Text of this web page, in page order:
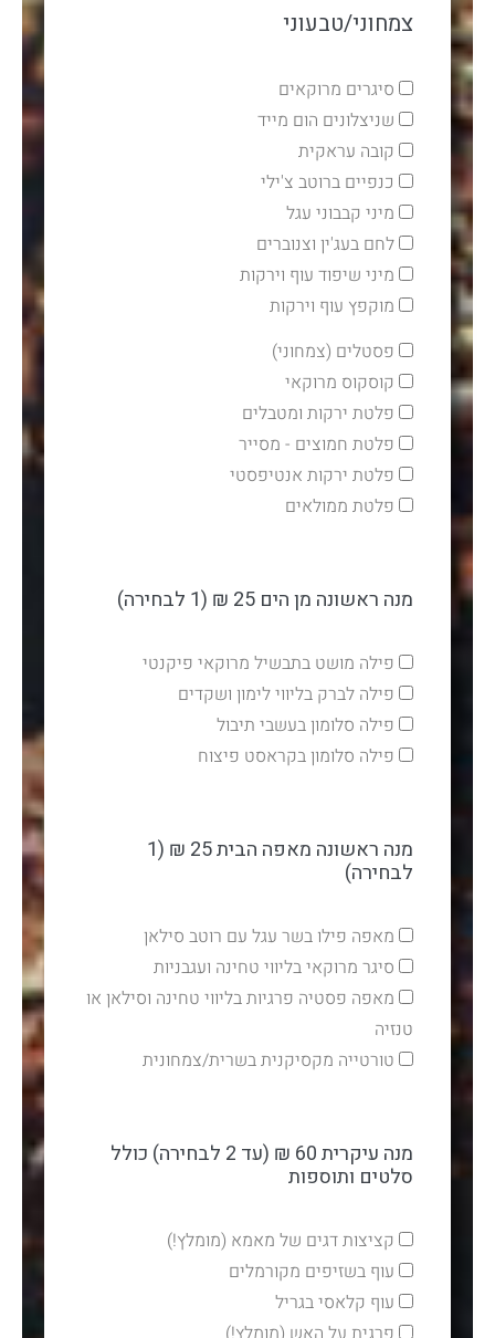
צמחוני/טבעוני
סיגרים מרוקאים
שניצלונים הום מייד
קובה עראקית
כנפיים ברוטב צ'ילי
מיני קבבוני עגל
לחם בעג'ין וצנוברים
מיני שיפוד עוף וירקות
מוקפץ עוף וירקות
פסטלים (צמחוני)
קוסקוס מרוקאי
פלטת ירקות ומטבלים
פלטת חמוצים - מסייר
פלטת ירקות אנטיפסטי
פלטת ממולאים
מנה ראשונה מן הים 25 ₪ (1 לבחירה)
פילה מושט בתבשיל מרוקאי פיקנטי
פילה לברק בליווי לימון ושקדים
פילה סלומון בעשבי תיבול
פילה סלומון בקראסט פיצוח
מנה ראשונה מאפה הבית 25 ₪ (1
לבחירה)
מאפה פילו בשר עגל עם רוטב סילאן
סיגר מרוקאי בליווי טחינה ועגבניות
מאפה פסטיה פרגיות בליווי טחינה וסילאן או
טנזיה
טורטייה מקסיקנית בשרית/צמחונית
מנה עיקרית 60 ₪ (עד 2 לבחירה) כולל
סלטים ותוספות
קציצות דגים של מאמא (מומלץ!)
עוף בשזיפים מקורמלים
עוף קלאסי בגריל